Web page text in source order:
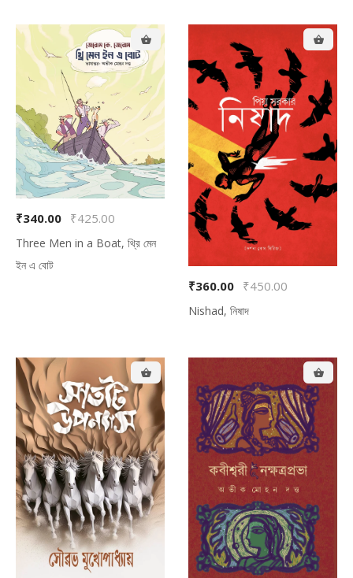
₹340.00 ₹425.00
Three Men in a Boat, থ্রি মেন
ইন এ বোট
₹360.00 ₹450.00
Nishad, নিষাদ